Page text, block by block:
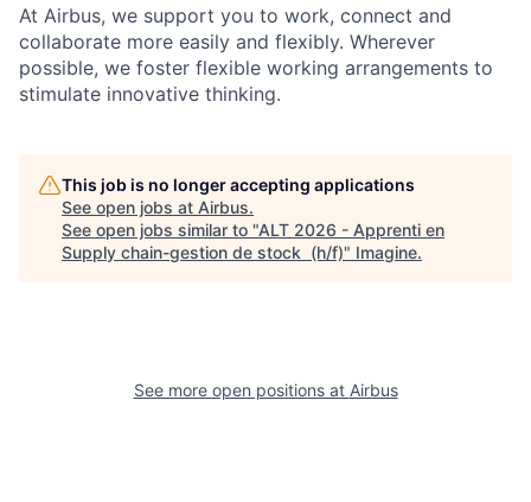
At Airbus, we support you to work, connect and
collaborate more easily and flexibly. Wherever
possible, we foster flexible working arrangements to
stimulate innovative thinking.
This job is no longer accepting applications
See open jobs at Airbus.
See open jobs similar to "ALT 2026 - Apprenti en
Supply chain-gestion de stock (h/f)" Imagine.
See more open positions at Airbus